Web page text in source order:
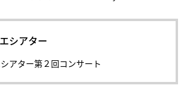
シアター
アター第２回コンサート